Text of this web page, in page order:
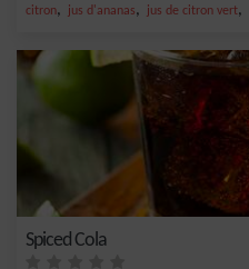
citron, jus d'ananas, jus de citron vert,
Spiced Cola